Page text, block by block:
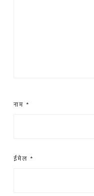
नाम *
ईमेल *